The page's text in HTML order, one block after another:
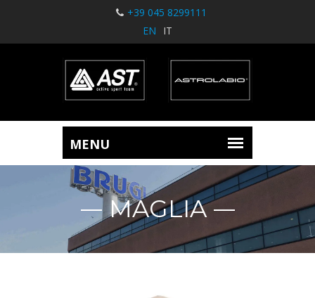
+39 045 8299111
EN
IT
MAGLIA